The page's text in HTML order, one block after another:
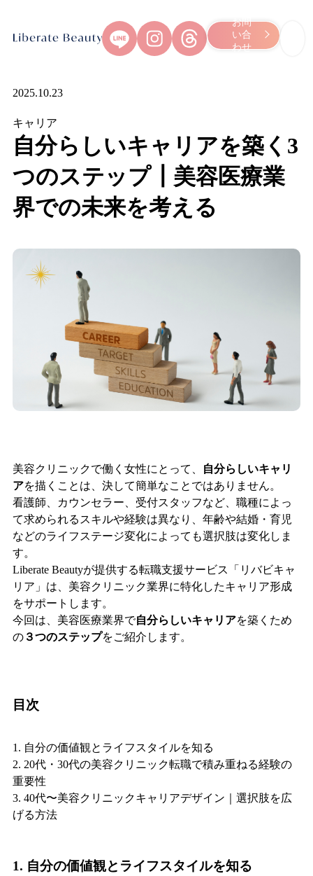
お問
い合
わせ
2025.10.23
キャリア
自分らしいキャリアを築く3
つのステップ┃美容医療業
界での未来を考える
美容クリニックで働く女性にとって、
自分らしいキャリ
アを描くことは、決して簡単なことではありません。
看護師、カウンセラー、受付スタッフなど、職種によっ
て求められるスキルや経験は異なり、年齢や結婚・育児
などのライフステージ変化によっても選択肢は変化しま
す。
Liberate Beautyが提供する転職支援サービス「リバビキャ
リア」は、美容クリニック業界に特化したキャリア形成
をサポートします。
今回は、美容医療業界で自分らしいキャリアを築くため
の３つのステップをご紹介します。
目次
1. 自分の価値観とライフスタイルを知る
2. 20代・30代の美容クリニック転職で積み重ねる経験の
重要性
3. 40代〜美容クリニックキャリアデザイン｜選択肢を広
げる方法
1. 自分の価値観とライフスタイルを知る